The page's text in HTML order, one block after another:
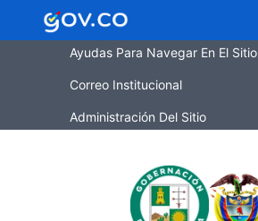
Ayudas Para Navegar En El Sitio
Correo Institucional
Administración Del Sitio